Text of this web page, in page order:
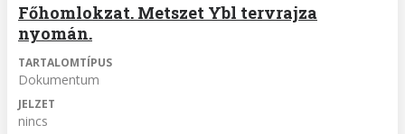
Főhomlokzat. Metszet Ybl tervrajza
nyomán.
TARTALOMTÍPUS
Dokumentum
JELZET
nincs